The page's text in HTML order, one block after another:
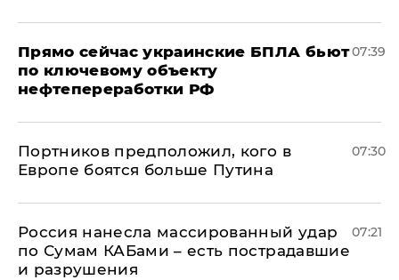
Прямо сейчас украинские БПЛА бьют
по ключевому объекту
нефтепереработки РФ
07:39
Портников предположил, кого в
Европе боятся больше Путина
07:30
Россия нанесла массированный удар
по Сумам КАБами – есть пострадавшие
и разрушения
07:21